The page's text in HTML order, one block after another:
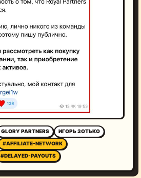
GLORY PARTNERS
ИГОРЬ ЗОТЬКО
#AFFILIATE-NETWORK
#DELAYED-PAYOUTS